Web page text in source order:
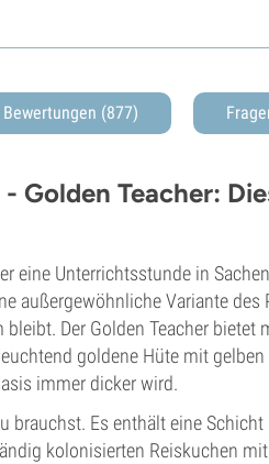
Bewertungen (877)
- Golden Teacher:
eine Unterrichtsstunde in
außergewöhnliche Variante
Der Golden Teacher
goldene Hüte mit
immer dicker wird.
brauchst. Es enthält eine
kolonisierten Reiskuchen